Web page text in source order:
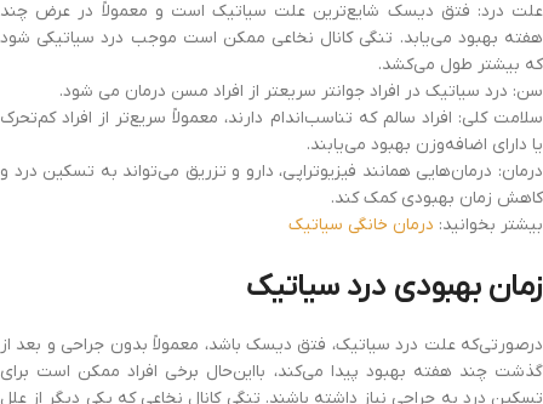
علت درد: فتق دیسک شایع‌ترین علت سیاتیک است و معمولاً در عرض چند
هفته بهبود می‌یابد. تنگی کانال نخاعی ممکن است موجب درد سیاتیکی شود
که بیشتر طول می‌کشد.
سن: درد سیاتیک در افراد جوانتر سریعتر از افراد مسن درمان می شود.
سلامت کلی: افراد سالم که تناسب‌اندام دارند، معمولاً سریع‌تر از افراد کم‌تحرک
یا دارای اضافه‌وزن بهبود می‌یابند.
درمان: درمان‌هایی همانند فیزیوتراپی، دارو و تزریق می‌تواند به تسکین درد و
کاهش زمان بهبودی کمک کند.
بیشتر بخوانید: درمان خانگی سیاتیک
زمان بهبودی درد سیاتیک
درصورتی‌که علت درد سیاتیک، فتق دیسک باشد، معمولاً بدون جراحی و بعد از
گذشت چند هفته بهبود پیدا می‌کند، بااین‌حال برخی افراد ممکن است برای
تسکین درد به جراحی نیاز داشته باشند. تنگی کانال نخاعی که یکی دیگر از علل